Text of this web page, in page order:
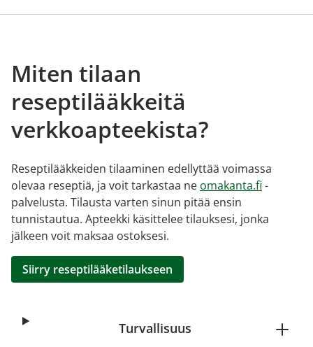
Miten tilaan
reseptilääkkeitä
verkkoapteekista?
Reseptilääkkeiden tilaaminen edellyttää voimassa
olevaa reseptiä, ja voit tarkastaa ne omakanta.fi -
palvelusta. Tilausta varten sinun pitää ensin
tunnistautua. Apteekki käsittelee tilauksesi, jonka
jälkeen voit maksaa ostoksesi.
Siirry reseptilääketilaukseen
Turvallisuus